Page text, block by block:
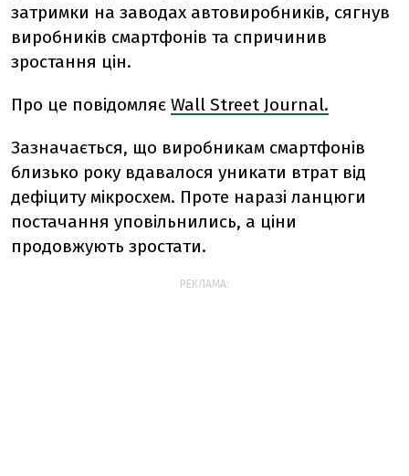
затримки на заводах автовиробників, сягнув
виробників смартфонів та спричинив
зростання цін.
Про це повідомляє Wall Street Journal.
Зазначається, що виробникам смартфонів
близько року вдавалося уникати втрат від
дефіциту мікросхем. Проте наразі ланцюги
постачання уповільнились, а ціни
продовжують зростати.
РЕКЛАМА: